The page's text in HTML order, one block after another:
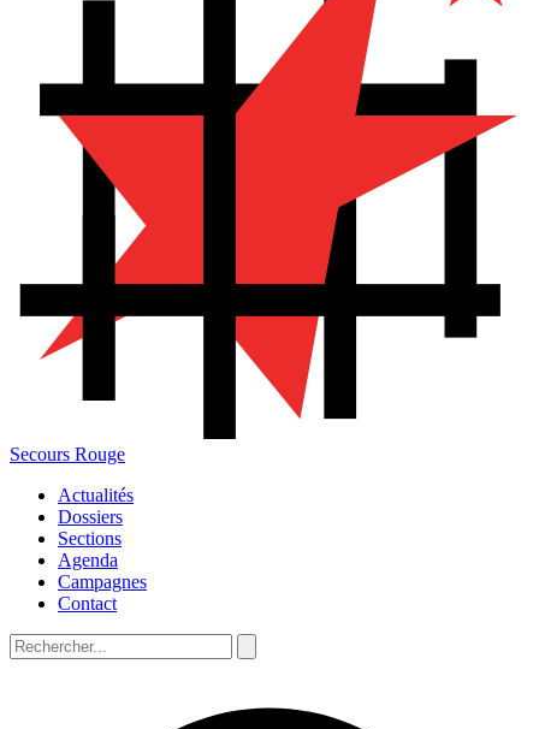
Secours Rouge
Actualités
Dossiers
Sections
Agenda
Campagnes
Contact